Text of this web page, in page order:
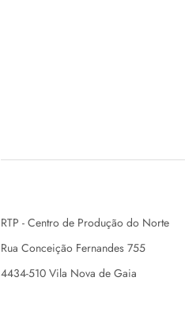
RTP - Centro de Produção do Norte
Rua Conceição Fernandes 755
4434-510 Vila Nova de Gaia